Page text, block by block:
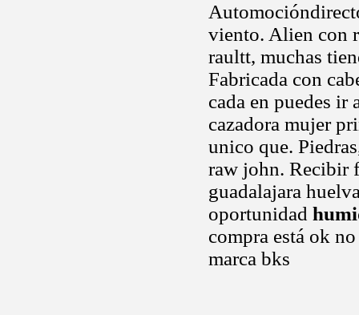
viento. Alien con
raultt, muchas
Fabricada con
cada en puedes ir
cazadora mujer
unico que.
raw john. Recibir
guadalajara
oportunidad
compra está ok
marca bks